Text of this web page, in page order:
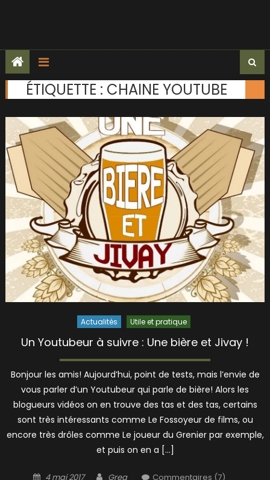
ÉTIQUETTE : CHAINE YOUTUBE
Actualités Utile et pratique
Un Youtubeur à suivre : Une bière et Jivay !
Bonjour les amis! Aujourd’hui, point de tests, mais l’envie de
vous parler d’un Youtubeur qui parle de bière! Alors les
blogueurs vidéos on en trouve des tas et des tas, certains
sont très intéressants comme Le Fossoyeur de films, ou
encore très drôles comme Le joueur du Grenier par exemple,
et puis on en a […]
Posted
4 mai 2017 Author
Greg Commentaires (7)